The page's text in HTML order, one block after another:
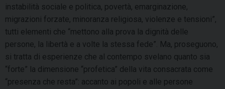
instabilità sociale e politica, povertà, emarginazione,
migrazioni forzate, minoranza religiosa, violenze e tensioni”,
tutti elementi che “mettono alla prova la dignità delle
persone, la libertà e a volte la stessa fede”. Ma, proseguono,
si tratta di esperienze che al contempo svelano quanto sia
“forte” la dimensione “profetica” della vita consacrata come
“presenza che resta”: accanto ai popoli e alle persone